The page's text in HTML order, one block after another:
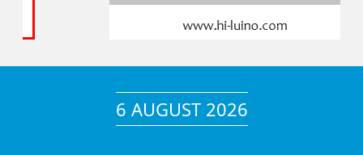
6 AUGUST 2026